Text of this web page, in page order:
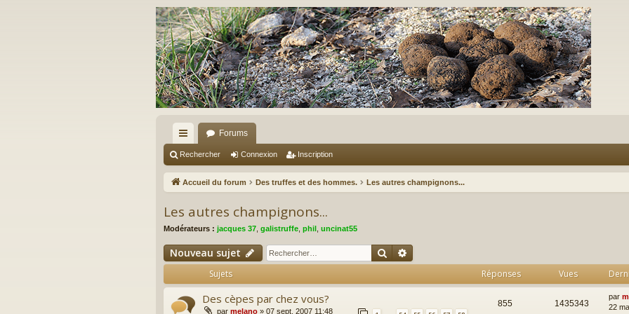
ac
co
ci
Forums
Rechercher Connexion Inscription
Accueil du forum Des truffes et des hommes. Les autres champignons...
Les autres champignons...
Modérateurs : jacques 37 galistruffe phil uncinat55
Nouveau sujet Rechercher
Sujets Réponses Vues
Des cèpes par chez vous?
par melano » 07 sept. 2007 11:48
855 1435343
par
22